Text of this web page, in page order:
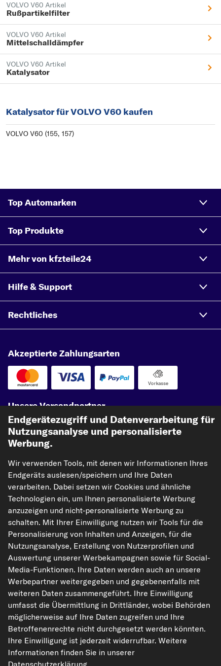
VOLVO V60 Artikel
Rußpartikelfilter
VOLVO V60 Artikel
Mittelschalldämpfer
VOLVO V60 Artikel
Katalysator
Katalysator für VOLVO V60 kaufen
VOLVO V60 (155, 157)
Top Automarken
Top Produkte
Mehr von kfzteile24
Hilfe & Support
Rechtliches
Akzeptierte Zahlungsarten
Vorkasse
Unsere Versandpartner
kfzteile24.de carpardoo.nl
carpardoo.fr
carpardoo.dk
Die hier dargestellten Daten, insbesondere die gesamte Datenbank, dürfen
nicht vervielfältigt werden. Die Vervielfältigung und Verbreitung der Daten und
der Datenbank ohne vorherige Einwilligung von TecAlliance und/oder die
Einbeziehung Dritter in solche Aktivitäten ist streng verboten. Jegliche
unautorisierte Nutzung von Inhalten stellt eine Verletzung des Urheberrechts
dar und kann rechtliche Schritte nach sich ziehen.
Vertrag widerrufen
© 2026 kfzteile24 GmbH - Alle Rechte vorbehalten.
Endgerätezugriff und Datenverarbeitung für
Nutzungsanalyse und personalisierte
Werbung.
Wir verwenden Tools, mit denen wir Informationen Ihres
Endgeräts auslesen/speichern und Ihre Daten
verarbeiten. Dabei setzen wir Cookies und ähnliche
Technologien ein, um Ihnen personalisierte Werbung
anzuzeigen und nicht-personalisierte Werbung zu
schalten. Mit Ihrer Einwilligung nutzen wir Tools für die
Personalisierung von Inhalten und Anzeigen, für die
Nutzungsanalyse, Erstellung von Nutzerprofilen und
Auswertung unserer Werbekampagnen sowie für Social-
Media-Funktionen. Ihre Daten werden auch an unsere
Werbepartner weitergegeben und gegebenenfalls mit
weiteren Daten zusammengeführt. Ihre Einwilligung
umfasst die Übermittlung in Drittländer, wobei Behörden
möglicherweise auf Ihre Daten zugreifen und Ihre
Betroffenenrechte nicht durchgesetzt werden könnten.
Ihre Einwilligung ist jederzeit widerrufbar. Weitere
Informationen finden Sie in unserer
Datenschutzerklärung